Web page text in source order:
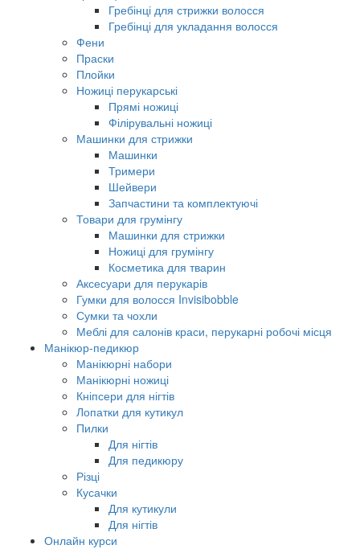
Гребінці для стрижки волосся
Гребінці для укладання волосся
Фени
Праски
Плойки
Ножиці перукарські
Прямі ножиці
Філірувальні ножиці
Машинки для стрижки
Машинки
Тримери
Шейвери
Запчастини та комплектуючі
Товари для грумінгу
Машинки для стрижки
Ножиці для грумінгу
Косметика для тварин
Аксесуари для перукарів
Гумки для волосся Invisibobble
Сумки та чохли
Меблі для салонів краси, перукарні робочі місця
Манікюр-педикюр
Манікюрні набори
Манікюрні ножиці
Кніпсери для нігтів
Лопатки для кутикул
Пилки
Для нігтів
Для педикюру
Різці
Кусачки
Для кутикули
Для нігтів
Онлайн курси